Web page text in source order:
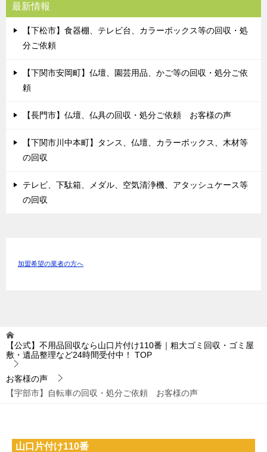
最新情報
【下松市】食器棚、テレビ台、カラーボックス等の回収・処
分ご依頼
【下関市安岡町】仏壇、園芸用品、かご等の回収・処分ご依
頼
【長門市】仏壇、仏具の回収・処分ご依頼 お客様の声
【下関市川中本町】タンス、仏壇、カラーボックス、木材等
の回収
テレビ、下駄箱、メダル、空気清浄機、アタッシュケース等
の回収
加盟希望の業者の方へ
【公式】不用品回収なら山口片付け110番｜粗大ゴミ回収・ゴミ屋
敷・遺品整理など24時間受付中！
TOP
お客様の声
【宇部市】自転車の回収・処分ご依頼 お客様の声
山口片付け110番